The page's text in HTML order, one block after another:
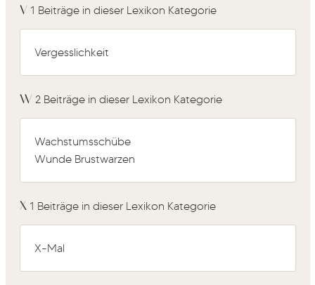
V 1 Beiträge in dieser Lexikon Kategorie
Vergesslichkeit
W 2 Beiträge in dieser Lexikon Kategorie
Wachstumsschübe
Wunde Brustwarzen
X 1 Beiträge in dieser Lexikon Kategorie
X-Mal